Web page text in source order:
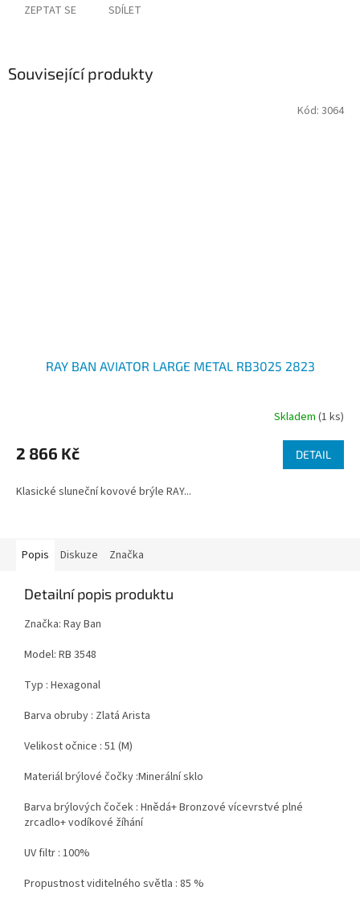
ZEPTAT SE SDÍLET
Související produkty
RAY BAN AVIATOR LARGE METAL RB3025 2823
Skladem (1 ks)
2 866 Kč DETAIL
Klasické sluneční kovové brýle RAY...
Kód: 3064
Popis Diskuze Značka
Detailní popis produktu
Značka: Ray Ban
Model: RB 3548
Typ : Hexagonal
Barva obruby : Zlatá Arista
Velikost očnice : 51 (M)
Materiál brýlové čočky :Minerální sklo
Barva brýlových čoček : Hnědá+ Bronzové vícevrstvé plné
zrcadlo+ vodíkové žíhání
UV filtr : 100%
Propustnostviditelného světla : 85 %